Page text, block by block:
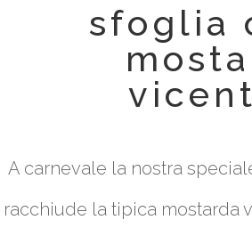
sfoglia
A carnevale la nostra
racchiude la tipica mostarda